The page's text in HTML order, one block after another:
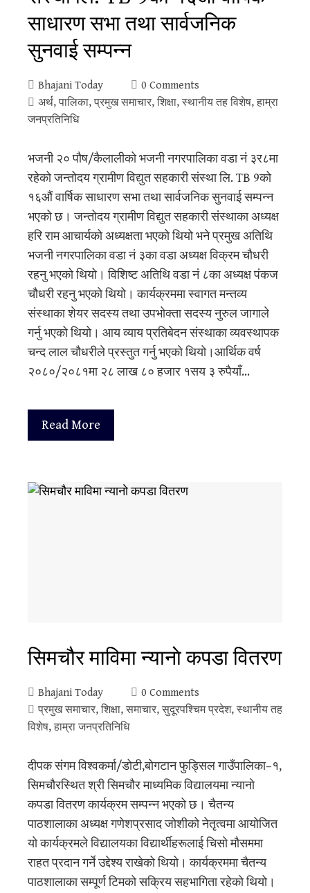
साधारण सभा तथा सार्वजनिक
सुनवाई सम्पन्न
Bhajani Today
0 Comments
अर्थ, पालिका, प्रमुख समाचार, शिक्षा, स्थानीय तह विशेष, हाम्रा
जनप्रतिनिधि
भजनी २० पौष/कैलालीको भजनी नगरपालिका वडा नं ३र८मा
रहेको जन्तोदय ग्रामीण विद्युत सहकारी संस्था लि. TB 9को
१६औं वार्षिक साधारण सभा तथा सार्वजनिक सुनवाई सम्पन्न
भएको छ। जन्तोदय ग्रामीण विद्युत सहकारी संस्थाका अध्यक्ष
हरि राम आचार्यको अध्यक्षता भएको थियो भने प्रमुख अतिथि
भजनी नगरपालिका वडा नं ३का वडा अध्यक्ष विक्रम चौधरी
रहनु भएको थियो। विशिष्ट अतिथि वडा नं ८का अध्यक्ष पंकज
चौधरी रहनु भएको थियो। कार्यक्रममा स्वागत मन्तव्य
संस्थाका शेयर सदस्य तथा उपभोक्ता सदस्य नुरुल जागाले
गर्नु भएको थियो। आय व्याय प्रतिबेदन संस्थाका व्यवस्थापक
चन्द लाल चौधरीले प्रस्तुत गर्नु भएको थियो।आर्थिक वर्ष
२०८०/२०८१मा २८ लाख ८० हजार १सय ३ रुपैयाँ…
Read More
सिमचौर माविमा न्यानाे कपडा वितरण
Bhajani Today
0 Comments
प्रमुख समाचार, शिक्षा, समाचार, सुदूरपश्‍चिम प्रदेश, स्थानीय तह
विशेष, हाम्रा जनप्रतिनिधि
दीपक संगम विश्वकर्मा/डोटी,बोगटान फुड्सिल गाउँपालिका–१,
सिमचौरस्थित श्री सिमचौर माध्यमिक विद्यालयमा न्यानाे
कपडा वितरण कार्यक्रम सम्पन्न भएको छ। चैतन्य
पाठशालाका अध्यक्ष गणेशप्रसाद जोशीको नेतृत्वमा आयोजित
यो कार्यक्रमले विद्यालयका विद्यार्थीहरूलाई चिसो मौसममा
राहत प्रदान गर्ने उद्देश्य राखेको थियो। कार्यक्रममा चैतन्य
पाठशालाका सम्पूर्ण टिमको सक्रिय सहभागिता रहेको थियो।